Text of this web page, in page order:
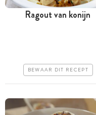
Makkelijk
Ragout van konijn
BEWAAR DIT RECEPT